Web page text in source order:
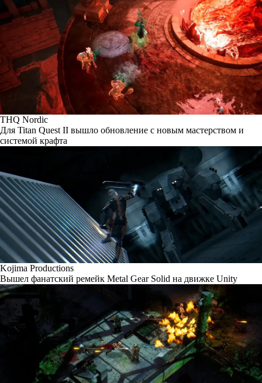
THQ Nordic
Для Titan Quest II вышло обновление с новым мастерством и
системой крафта
Kojima Productions
Вышел фанатский ремейк Metal Gear Solid на движке Unity